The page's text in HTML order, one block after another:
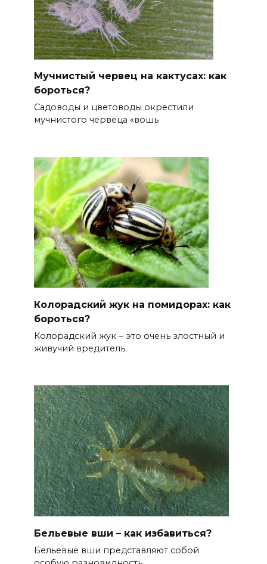
Мучнистый червец на кактусах: как
бороться?
Садоводы и цветоводы окрестили
мучнистого червеца «вошь
Колорадский жук на помидорах: как
бороться?
Колорадский жук ‒ это очень злостный и
живучий вредитель
Бельевые вши – как избавиться?
Бельевые вши представляют собой